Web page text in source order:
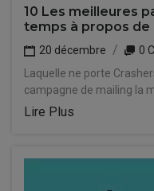
10 Les meilleures
temps à propos de
20 décembre
0
Laquelle ne porte
campagne de mailing la
Lire Plus